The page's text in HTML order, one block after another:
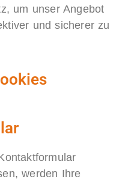
um unser Angebot
und sicherer zu
werden Ihre